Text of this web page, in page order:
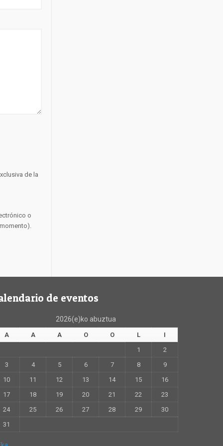
de la
o
de eventos
2026(e)ko abuztua
A A A O O L
I
1
2
3
4 5 6 7 8
9
10
11 12 13 14 15
16
17
18 19 20 21 22
23
24
25 26 27 28 29
30
31